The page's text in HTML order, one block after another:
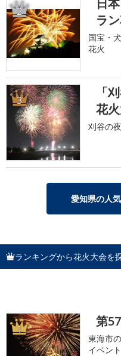
2
日
ラ
国宝・
花火
3
「
花
刈谷の
愛知県の人
ランキングから花火大会を
1 第
東海市
イベント